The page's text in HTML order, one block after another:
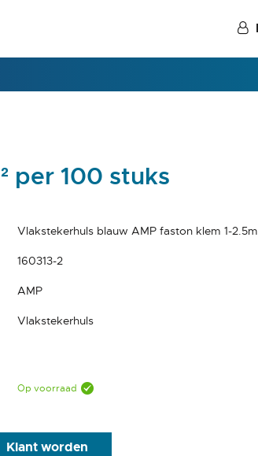
per 100 stuks
Vlakstekerhuls blauw AMP faston klem 1-
160313-2
AMP
Vlakstekerhuls
Op voorraad
Klant worden